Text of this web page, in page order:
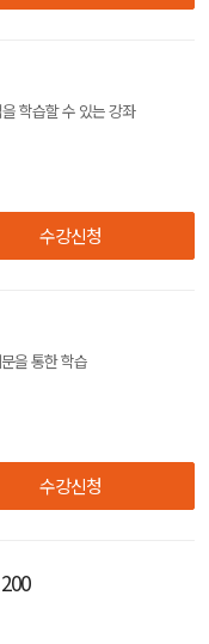
학습할 수 있는 강좌
수강신청
을 통한 학습
수강신청